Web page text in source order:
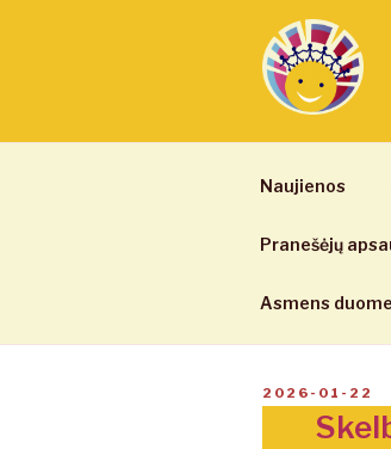
Naujienos
Pranešėjų
Asmens
PASKELBTA
2026-01-22